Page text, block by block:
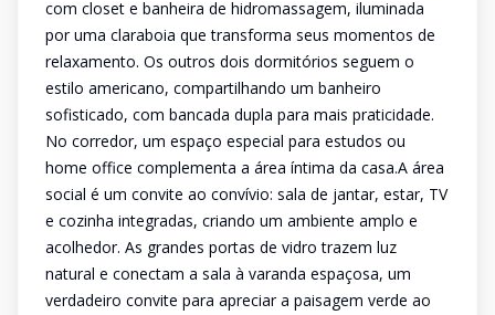
com closet e banheira de hidromassagem, iluminada
por uma claraboia que transforma seus momentos de
relaxamento. Os outros dois dormitórios seguem o
estilo americano, compartilhando um banheiro
sofisticado, com bancada dupla para mais praticidade.
No corredor, um espaço especial para estudos ou
home office complementa a área íntima da casa.A área
social é um convite ao convívio: sala de jantar, estar, TV
e cozinha integradas, criando um ambiente amplo e
acolhedor. As grandes portas de vidro trazem luz
natural e conectam a sala à varanda espaçosa, um
verdadeiro convite para apreciar a paisagem verde ao